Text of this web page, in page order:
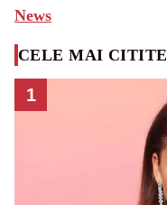
News
CELE MAI CITITE
1